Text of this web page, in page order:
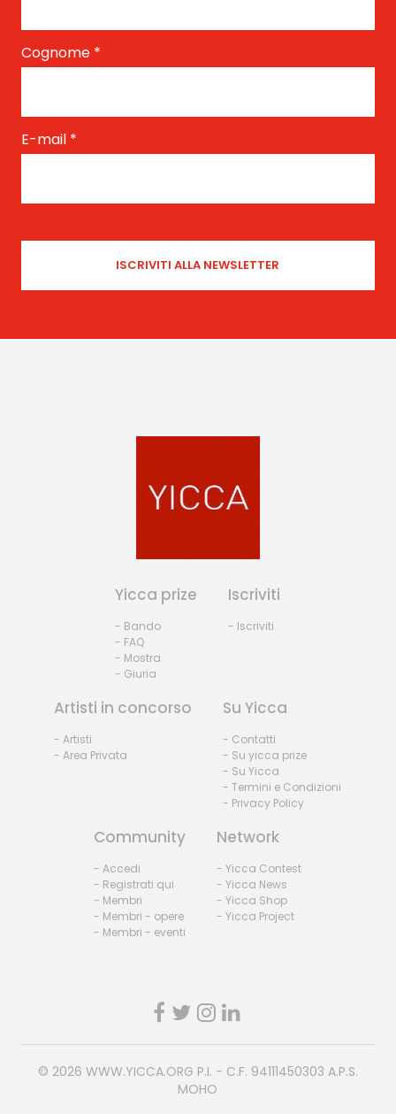
Cognome *
E-mail *
Yicca prize
- Bando
- FAQ
- Mostra
- Giuria
Iscriviti
- Iscriviti
Artisti in concorso
- Artisti
- Area Privata
Su Yicca
- Contatti
- Su yicca prize
- Su Yicca
- Termini e Condizioni
- Privacy Policy
Community
- Accedi
- Registrati qui
- Membri
- Membri - opere
- Membri - eventi
Network
- Yicca Contest
- Yicca News
- Yicca Shop
- Yicca Project
© 2026 WWW.YICCA.ORG P.I. - C.F. 94111450303 A.P.S.
MOHO